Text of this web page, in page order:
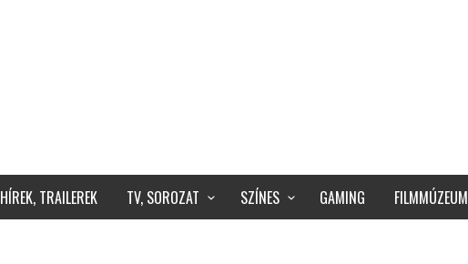
HÍREK, TRAILEREK TV, SOROZAT SZÍNES GAMING FILMMÚZEUM